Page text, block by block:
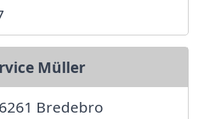
Müller
Bredebro